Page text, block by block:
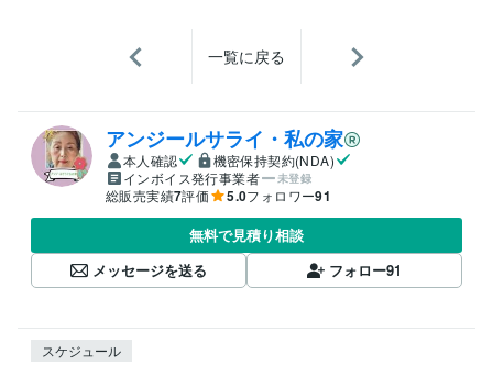
一覧に戻る
アンジールサライ・私の家
本人確認
機密保持契約(NDA)
インボイス発行事業者
未登録
総販売実績7評価 5.0フォロワー91
無料で見積り相談
メッセージを送る
フォロー91
スケジュール